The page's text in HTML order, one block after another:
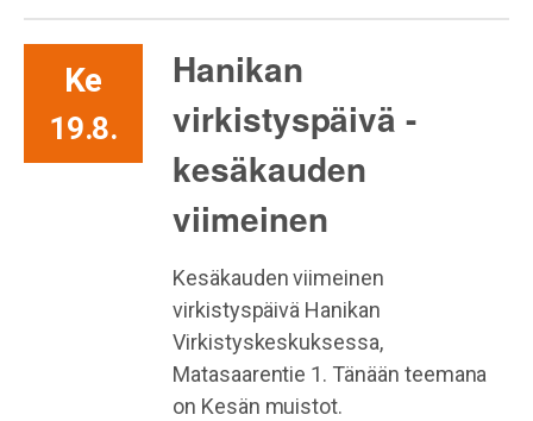
Ke
19.8.
Hanikan
virkistyspäivä -
kesäkauden
viimeinen
Kesäkauden viimeinen
virkistyspäivä Hanikan
Virkistyskeskuksessa,
Matasaarentie 1. Tänään teemana
on Kesän muistot.